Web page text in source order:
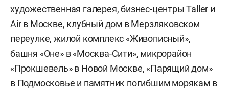
художественная галерея, бизнес-центры Taller и
Air в Москве, клубный дом в Мерзляковском
переулке, жилой комплекс «Живописный»,
башня «Оне» в «Москва-Сити», микрорайон
«Прокшевель» в Новой Москве, «Парящий дом»
в Подмосковье и памятник погибшим морякам в